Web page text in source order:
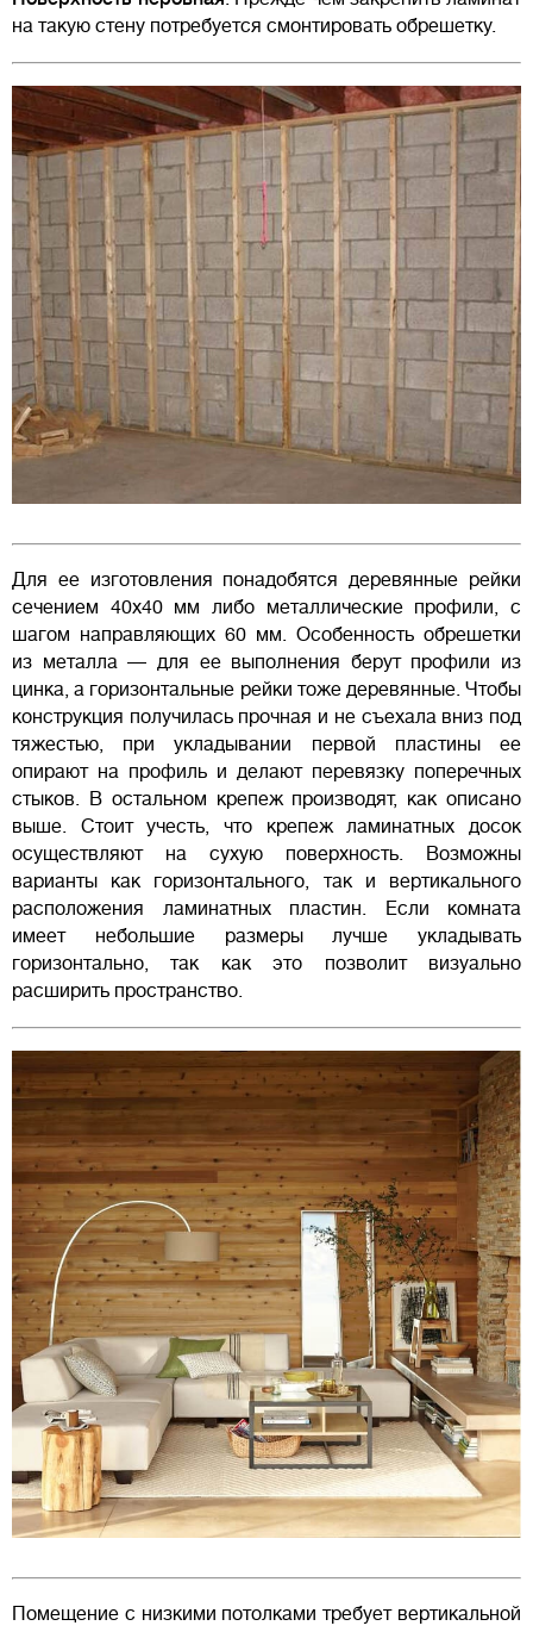
на такую стену потребуется смонтировать обрешетку.
Для ее изготовления понадобятся деревянные рейки
сечением 40х40 мм либо металлические профили, с
шагом направляющих 60 мм. Особенность обрешетки
из металла — для ее выполнения берут профили из
цинка, а горизонтальные рейки тоже деревянные. Чтобы
конструкция получилась прочная и не съехала вниз под
тяжестью, при укладывании первой пластины ее
опирают на профиль и делают перевязку поперечных
стыков. В остальном крепеж производят, как описано
выше. Стоит учесть, что крепеж ламинатных досок
осуществляют на сухую поверхность. Возможны
варианты как горизонтального, так и вертикального
расположения ламинатных пластин. Если комната
имеет небольшие размеры лучше укладывать
горизонтально, так как это позволит визуально
расширить пространство.
Помещение с низкими потолками требует вертикальной